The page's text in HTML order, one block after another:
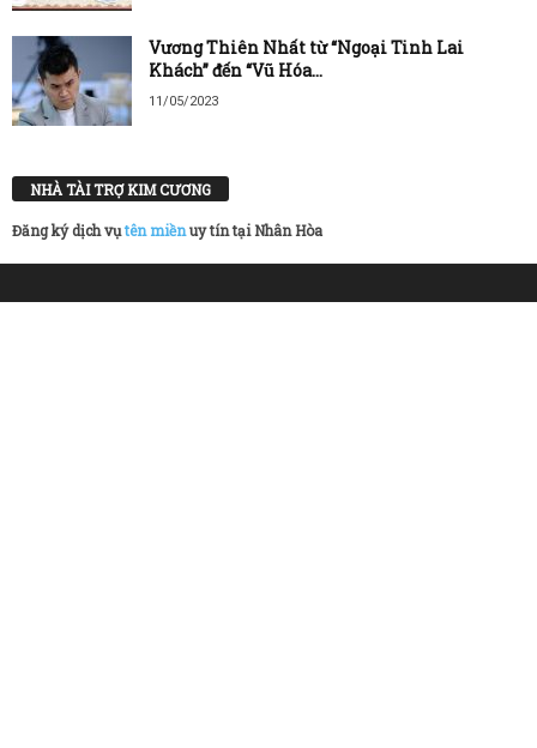
Vương Thiên Nhất từ “Ngoại Tinh Lai
Khách” đến “Vũ Hóa...
11/05/2023
NHÀ TÀI TRỢ KIM CƯƠNG
Đăng ký dịch vụtên miềnuy tín tại Nhân Hòa